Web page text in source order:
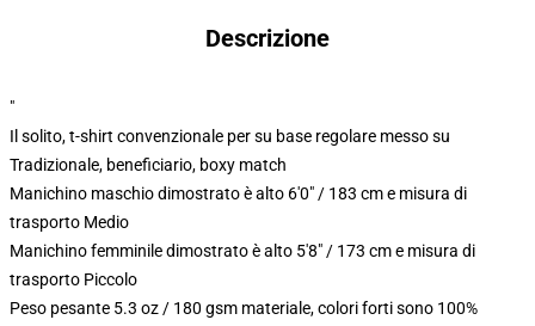
Descrizione
"
Il solito, t-shirt convenzionale per su base regolare messo su
Tradizionale, beneficiario, boxy match
Manichino maschio dimostrato è alto 6'0" / 183 cm e misura di
trasporto Medio
Manichino femminile dimostrato è alto 5'8" / 173 cm e misura di
trasporto Piccolo
Peso pesante 5.3 oz / 180 gsm materiale, colori forti sono 100%